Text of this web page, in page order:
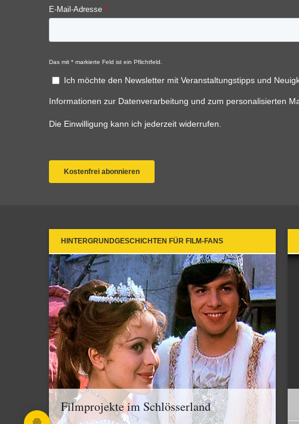
HINTERGRUNDGESCHICHTEN FÜR FILM-FANS
Filmprojekte im Schlösserland